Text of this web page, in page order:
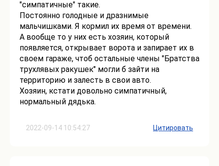
2022-09-14 10:54:27
"симпатичные" такие.
Постоянно голодные и дразнимые
мальчишками. Я кормил их время от времени.
А вообще то у них есть хозяин, который
появляется, открывает ворота и запирает их в
своем гараже, чтоб остальные члены "Братства
трухлявых ракушек" могли б зайти на
территорию и залесть в свои авто.
Хозяин, кстати довольно симпатичный,
нормальный дядька.
Цитировать